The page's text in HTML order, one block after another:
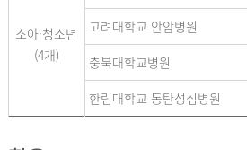
소아·청소년
(4개)
고려대학교 안암병원
충북대학교병원
한림대학교 동탄성심병원